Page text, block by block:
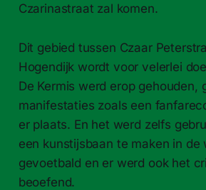
Czarinastraat zal komen.
Dit gebied tussen Czaar
Hogendijk wordt voor velerlei
De Kermis werd erop gehouden,
manifestaties zoals een
er plaats. En het werd zelfs
een kunstijsbaan te maken in de
gevoetbald en er werd ook het
beoefend.